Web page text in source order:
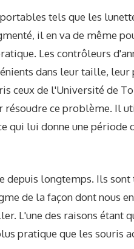
tels que les
il en va de même
Les contrôleurs
dans leur taille,
ceux de l'Université de
résoudre ce problème. Il
qui lui donne une
depuis longtemps. Ils
de la façon dont nous
L'une des raisons étant
pratique que les souris